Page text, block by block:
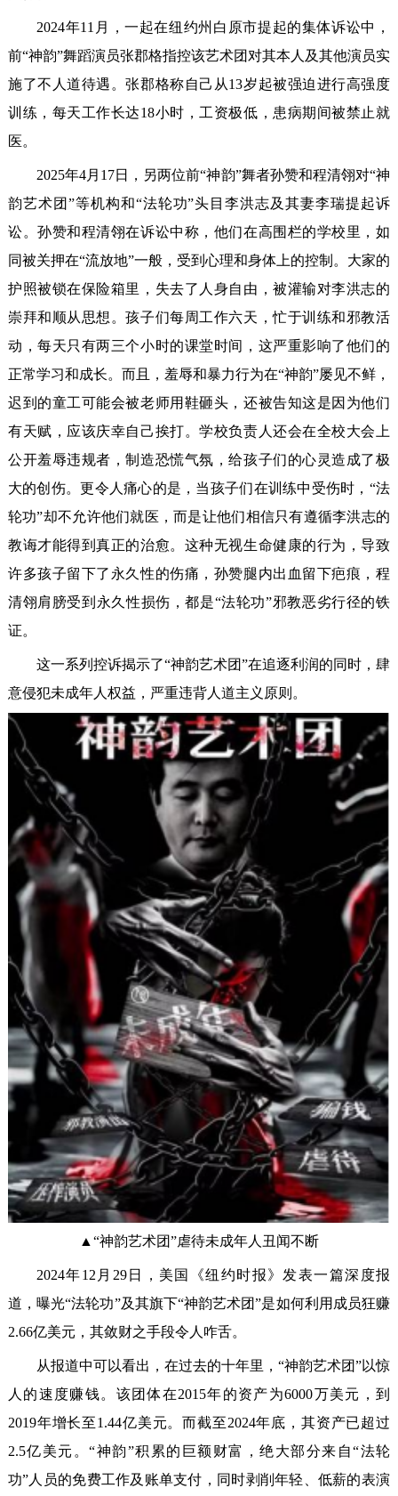
2024年11月，一起在纽约州白原市提起的集体诉讼中，
前“神韵”舞蹈演员张郡格指控该艺术团对其本人及其他演员实
施了不人道待遇。张郡格称自己从13岁起被强迫进行高强度
训练，每天工作长达18小时，工资极低，患病期间被禁止就
医。
2025年4月17日，另两位前“神韵”舞者孙赞和程清翎对“神
韵艺术团”等机构和“法轮功”头目李洪志及其妻李瑞提起诉
讼。孙赞和程清翎在诉讼中称，他们在高围栏的学校里，如
同被关押在“流放地”一般，受到心理和身体上的控制。大家的
护照被锁在保险箱里，失去了人身自由，被灌输对李洪志的
崇拜和顺从思想。孩子们每周工作六天，忙于训练和邪教活
动，每天只有两三个小时的课堂时间，这严重影响了他们的
正常学习和成长。而且，羞辱和暴力行为在“神韵”屡见不鲜，
迟到的童工可能会被老师用鞋砸头，还被告知这是因为他们
有天赋，应该庆幸自己挨打。学校负责人还会在全校大会上
公开羞辱违规者，制造恐慌气氛，给孩子们的心灵造成了极
大的创伤。更令人痛心的是，当孩子们在训练中受伤时，“法
轮功”却不允许他们就医，而是让他们相信只有遵循李洪志的
教诲才能得到真正的治愈。这种无视生命健康的行为，导致
许多孩子留下了永久性的伤痛，孙赞腿内出血留下疤痕，程
清翎肩膀受到永久性损伤，都是“法轮功”邪教恶劣行径的铁
证。
这一系列控诉揭示了“神韵艺术团”在追逐利润的同时，肆
意侵犯未成年人权益，严重违背人道主义原则。
▲“神韵艺术团”虐待未成年人丑闻不断
2024年12月29日，美国《纽约时报》发表一篇深度报
道，曝光“法轮功”及其旗下“神韵艺术团”是如何利用成员狂赚
2.66亿美元，其敛财之手段令人咋舌。
从报道中可以看出，在过去的十年里，“神韵艺术团”以惊
人的速度赚钱。该团体在2015年的资产为6000万美元，到
2019年增长至1.44亿美元。而截至2024年底，其资产已超过
2.5亿美元。“神韵”积累的巨额财富，绝大部分来自“法轮
功”人员的免费工作及账单支付，同时剥削年轻、低薪的表演